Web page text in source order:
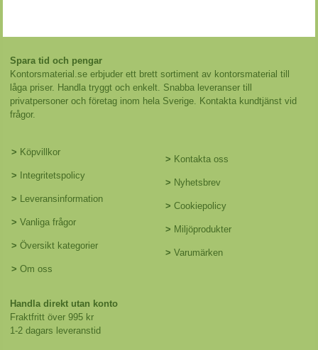
Spara tid och pengar
Kontorsmaterial.se erbjuder ett brett sortiment av kontorsmaterial till
låga priser. Handla tryggt och enkelt. Snabba leveranser till
privatpersoner och företag inom hela Sverige. Kontakta kundtjänst vid
frågor.
> Köpvillkor
> Integritetspolicy
> Leveransinformation
> Vanliga frågor
> Översikt kategorier
> Om oss
> Kontakta oss
> Nyhetsbrev
> Cookiepolicy
> Miljöprodukter
> Varumärken
Handla direkt utan konto
Fraktfritt över 995 kr
1-2 dagars leveranstid